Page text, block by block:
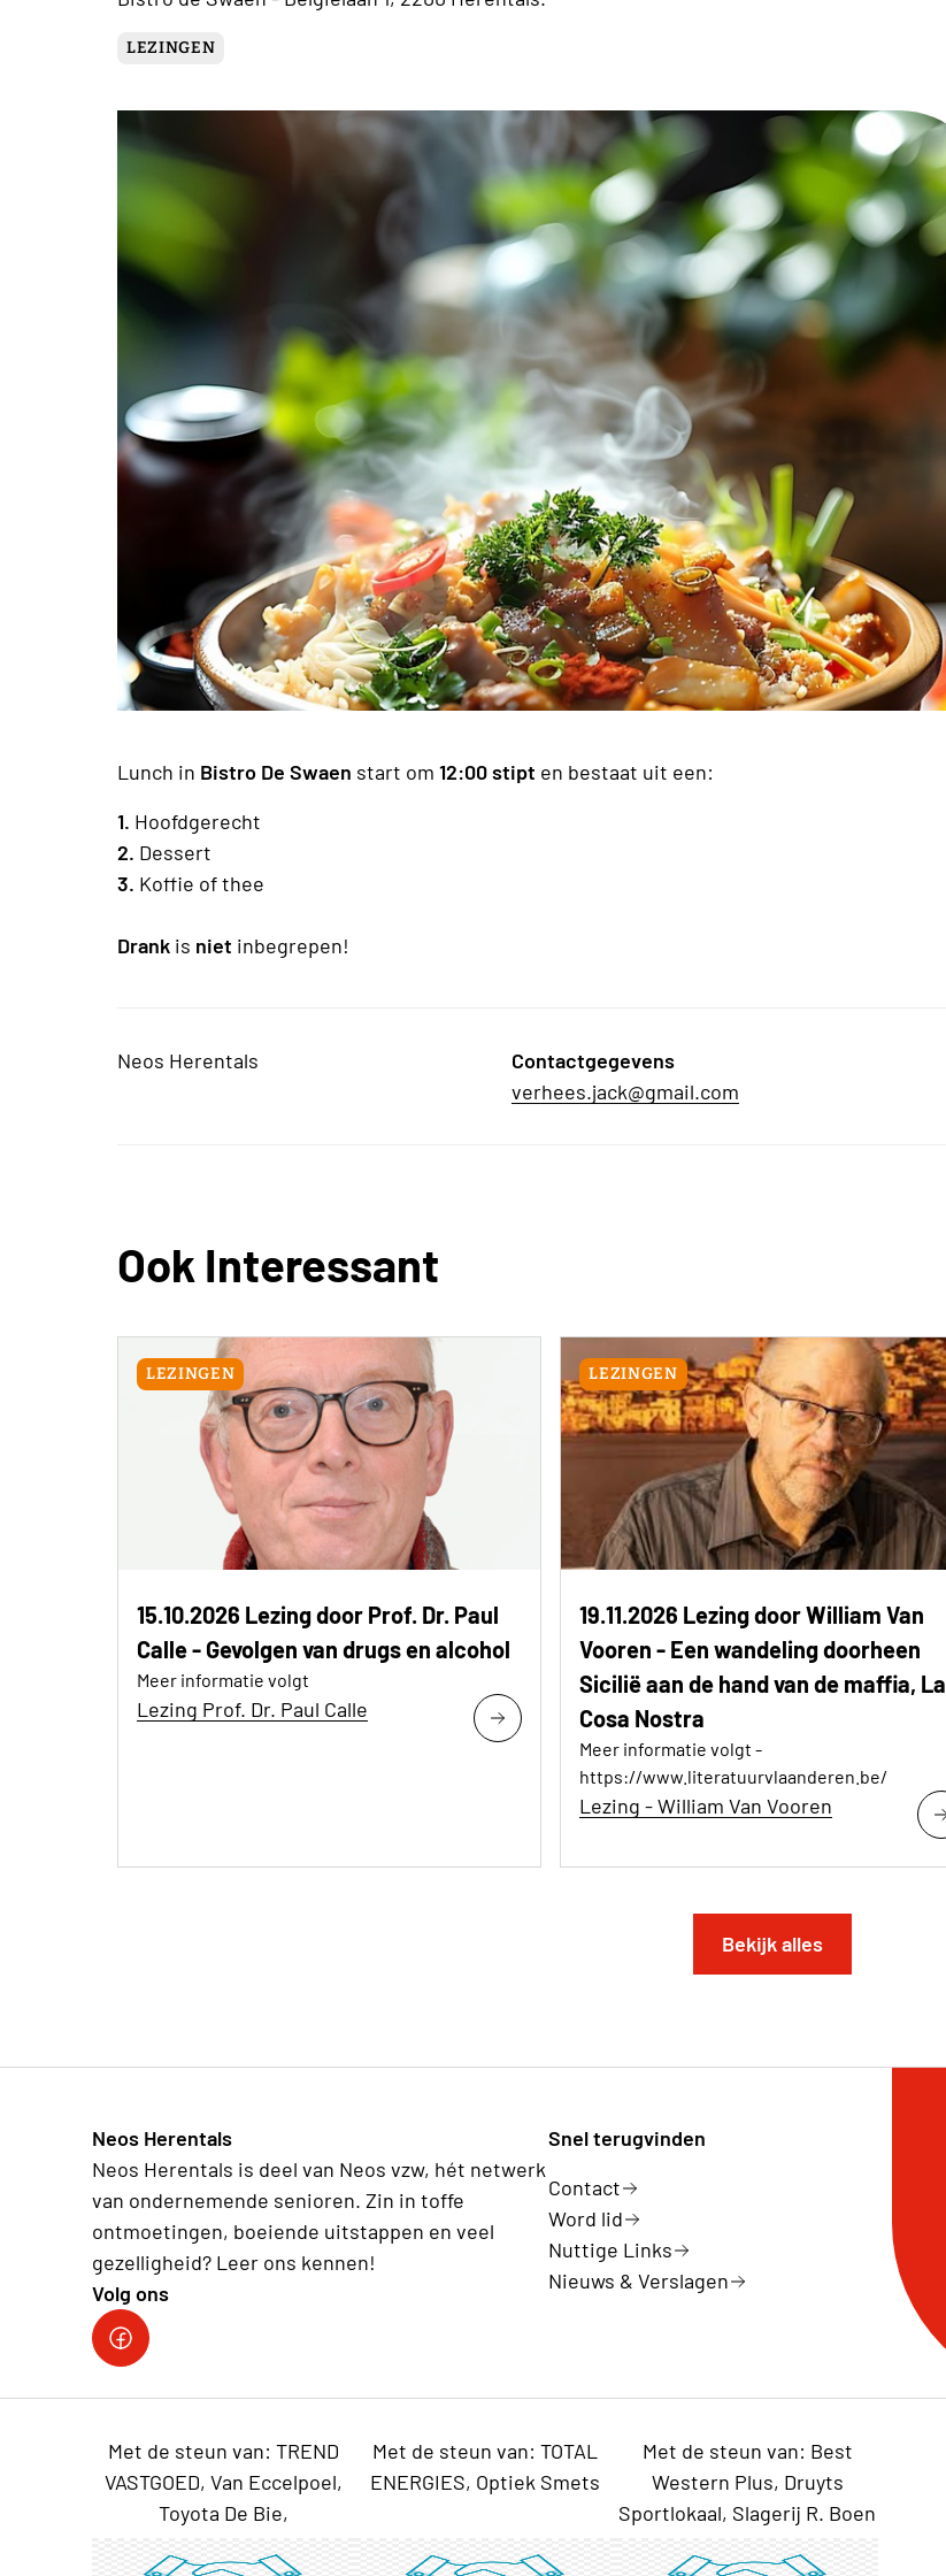
LEZINGEN
Lunch in Bistro De Swaen start om 12:00 stipt en bestaat uit een:
1. Hoofdgerecht
2. Dessert
3. Koffie of thee
Drank is niet inbegrepen!
Neos Herentals
Contactgegevens
verhees.jack@gmail.com
Ook Interessant
LEZINGEN
15.10.2026 Lezing door Prof. Dr. Paul
Calle - Gevolgen van drugs en alcohol
Meer informatie volgt
Lezing Prof. Dr. Paul Calle
LEZINGEN
19.11.2026 Lezing door William Van
Vooren - Een wandeling doorheen
Sicilië aan de hand van de maffia, La
Cosa Nostra
Meer informatie volgt -
https://www.literatuurvlaanderen.be/
Lezing - William Van Vooren
Bekijk alles
Neos Herentals
Neos Herentals is deel van Neos vzw, hét netwerk
van ondernemende senioren. Zin in toffe
ontmoetingen, boeiende uitstappen en veel
gezelligheid? Leer ons kennen!
Volg ons
Snel terugvinden
Contact
Word lid
Nuttige Links
Nieuws & Verslagen
Met de steun van: TREND
VASTGOED, Van Eccelpoel,
Toyota De Bie,
Met de steun van: TOTAL
ENERGIES, Optiek Smets
Met de steun van: Best
Western Plus, Druyts
Sportlokaal, Slagerij R. Boen